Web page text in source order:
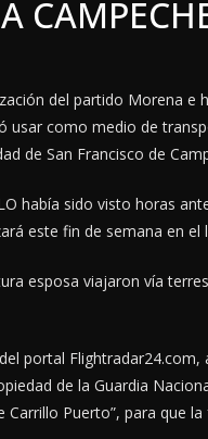
del partido Morena
usar como medio de
de San Francisco de
había sido visto horas
este fin de semana en
esposa viajaron vía
portal
de la Guardia
Carrillo Puerto”, para que